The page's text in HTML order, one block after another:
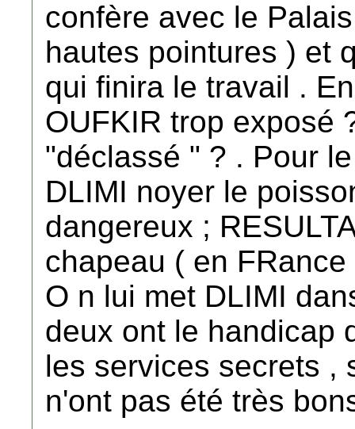
confère avec le
hautes pointures ) et
qui finira le travail .
OUFKIR trop exposé
"déclassé " ? . Pour
DLIMI noyer le
dangereux ;
chapeau ( en
O n lui met DLIMI
deux ont le handicap
les services secrets ,
n'ont pas été très